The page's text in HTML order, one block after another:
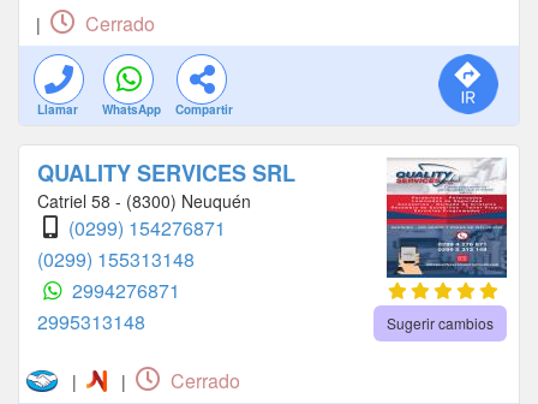
| Cerrado
Llamar WhatsApp Compartir
QUALITY SERVICES SRL
Catriel 58 - (8300) Neuquén
(0299) 154276871
(0299) 155313148
2994276871
2995313148
Sugerir cambios
| | Cerrado